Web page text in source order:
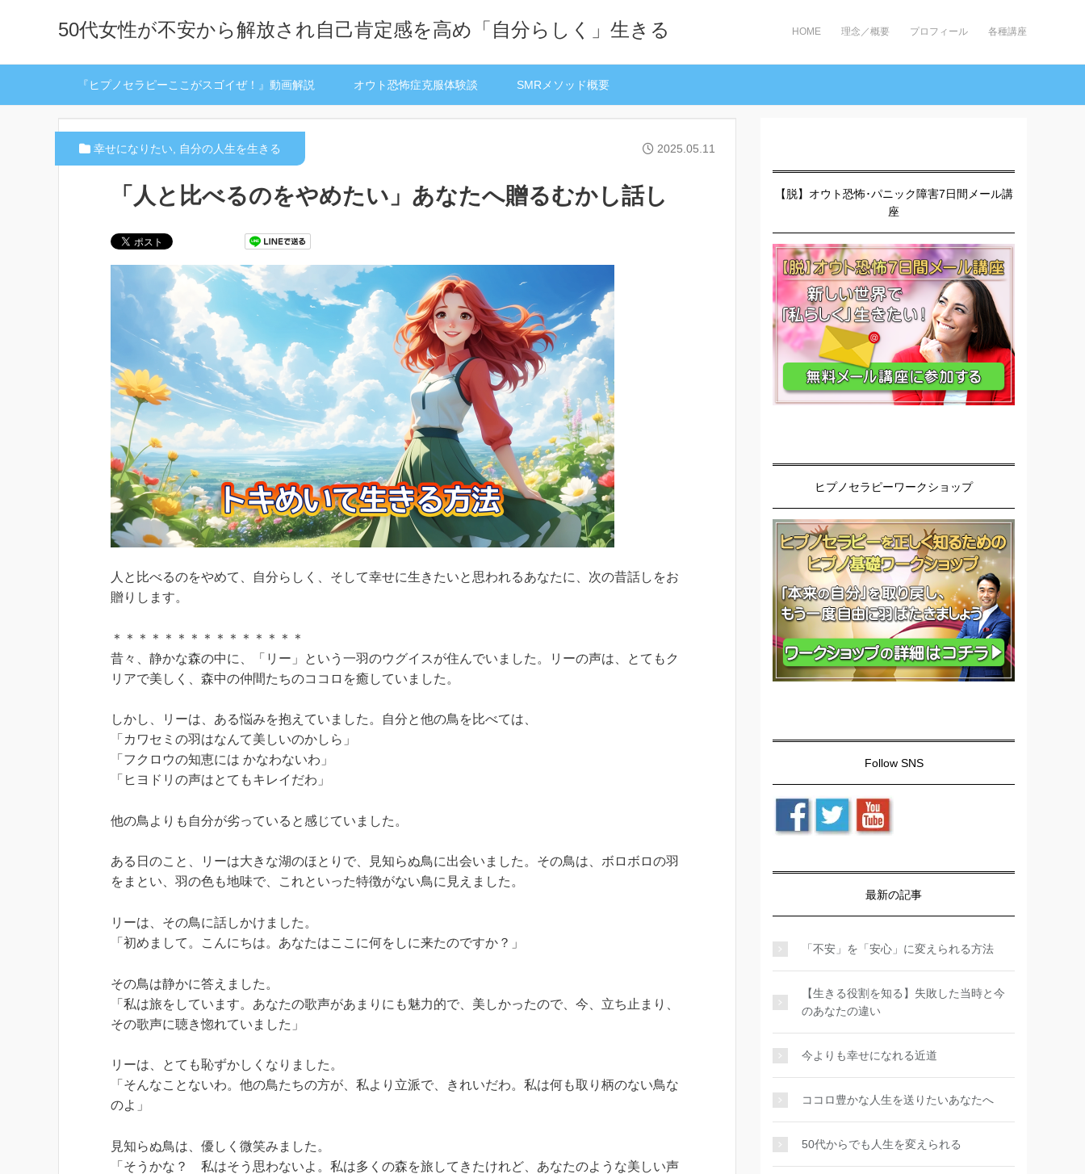
50代女性が不安から解放され自己肯定感を高め「自分らしく」生きる HOME 理念／概要 プロフィール 各種講座
『ヒプノセラピーここがスゴイぜ！』動画解説 オウト恐怖症克服体験談 SMRメソッド概要
2025.05.11
幸せになりたい 自分の人生を生きる
「人と比べるのをやめたい」あなたへ贈るむかし話し
人と比べるのをやめて、自分らしく、そして幸せに生きたいと思われるあなたに、次の昔話しをお
贈りします。
＊＊＊＊＊＊＊＊＊＊＊＊＊＊＊
昔々、静かな森の中に、「リー」という一羽のウグイスが住んでいました。リーの声は、とてもク
リアで美しく、森中の仲間たちのココロを癒していました。
しかし、リーは、ある悩みを抱えていました。自分と他の鳥を比べては、
「カワセミの羽はなんて美しいのかしら」
「フクロウの知恵には かなわないわ」
「ヒヨドリの声はとてもキレイだわ」
他の鳥よりも自分が劣っていると感じていました。
ある日のこと、リーは大きな湖のほとりで、見知らぬ鳥に出会いました。その鳥は、ボロボロの羽
をまとい、羽の色も地味で、これといった特徴がない鳥に見えました。
リーは、その鳥に話しかけました。
「初めまして。こんにちは。あなたはここに何をしに来たのですか？」
その鳥は静かに答えました。
「私は旅をしています。あなたの歌声があまりにも魅力的で、美しかったので、今、立ち止まり、
その歌声に聴き惚れていました」
リーは、とても恥ずかしくなりました。
「そんなことないわ。他の鳥たちの方が、私より立派で、きれいだわ。私は何も取り柄のない鳥な
のよ」
見知らぬ鳥は、優しく微笑みました。
「そうかな？ 私はそう思わないよ。私は多くの森を旅してきたけれど、あなたのような美しい声
【脱】オウト恐怖･パニック障害7日間メール講
座
ヒプノセラピーワークショップ
Follow SNS
最新の記事
「不安」を「安心」に変えられる方法
【生きる役割を知る】失敗した当時と今
のあなたの違い
今よりも幸せになれる近道
ココロ豊かな人生を送りたいあなたへ
50代からでも人生を変えられる